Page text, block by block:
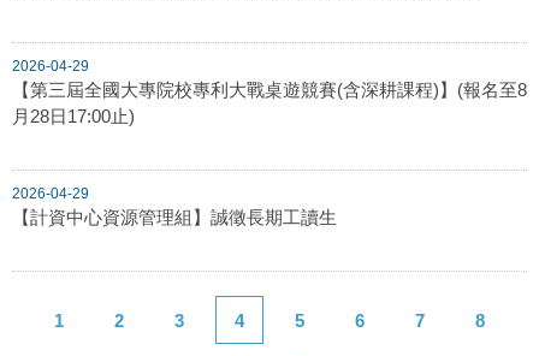
2026-04-29
【第三屆全國大專院校專利大戰桌遊競賽(含深耕課程)】(報名至8
月28日17:00止)
2026-04-29
【計資中心資源管理組】誠徵長期工讀生
1 2 3 4 5 6 7 8